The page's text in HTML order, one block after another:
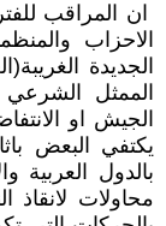
ان المراقب
الاحزاب
الجديدة
الممثل
الجيش او
يكتفي البعض
بالدول العربية
محاولات